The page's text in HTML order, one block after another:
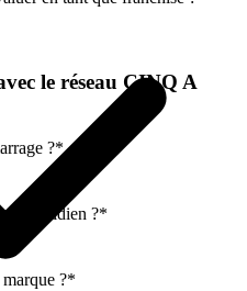
le réseau CINQ A
?*
quotidien ?*
?*